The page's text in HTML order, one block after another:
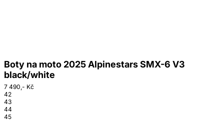
Boty na moto 2025 Alpinestars SMX-6 V3
black/white
7 490,- Kč
42
43
44
45